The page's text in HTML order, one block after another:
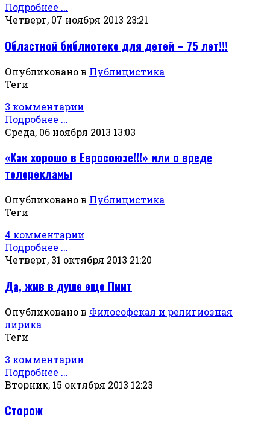
Подробнее ...
Четверг, 07 ноября 2013 23:21
Областной библиотеке для детей – 75 лет!!!
Опубликовано в Публицистика
Теги
3 комментарии
Подробнее ...
Среда, 06 ноября 2013 13:03
«Как хорошо в Евросоюзе!!!» или о вреде
телерекламы
Опубликовано в Публицистика
Теги
4 комментарии
Подробнее ...
Четверг, 31 октября 2013 21:20
Да, жив в душе еще Пиит
Опубликовано в Философская и религиозная
лирика
Теги
3 комментарии
Подробнее ...
Вторник, 15 октября 2013 12:23
Сторож